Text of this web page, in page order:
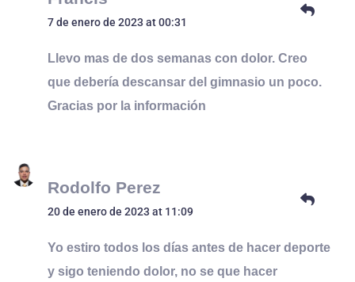
7 de enero de 2023 at 00:31
Llevo mas de dos semanas con dolor. Creo
que debería descansar del gimnasio un poco.
Gracias por la información
Rodolfo Perez
20 de enero de 2023 at 11:09
Yo estiro todos los días antes de hacer deporte
y sigo teniendo dolor, no se que hacer